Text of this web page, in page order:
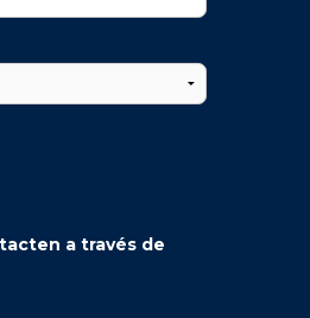
a través de